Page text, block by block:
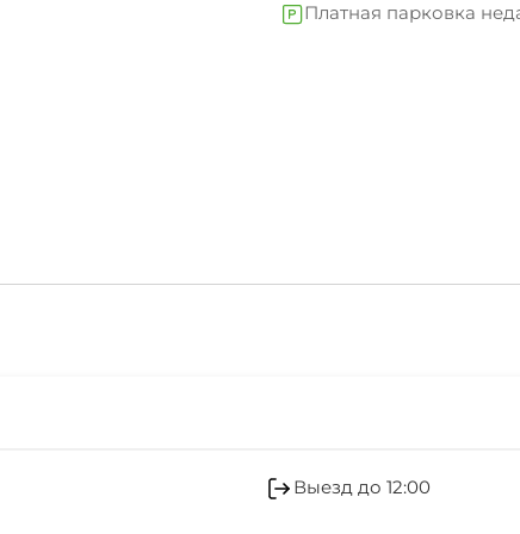
Платная парковка
игровая комната
Холодильник
Выезд до 12:00